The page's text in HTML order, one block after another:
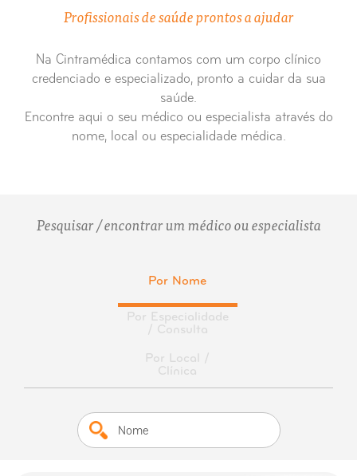
Profissionais de saúde prontos a ajudar
Na Cintramédica contamos com um corpo clínico
credenciado e especializado, pronto a cuidar da sua
saúde.
Encontre aqui o seu médico ou especialista através do
nome, local ou especialidade médica.
Pesquisar / encontrar um médico ou especialista
Por Nome
Por Especialidade
/ Consulta
Por Local /
Clínica